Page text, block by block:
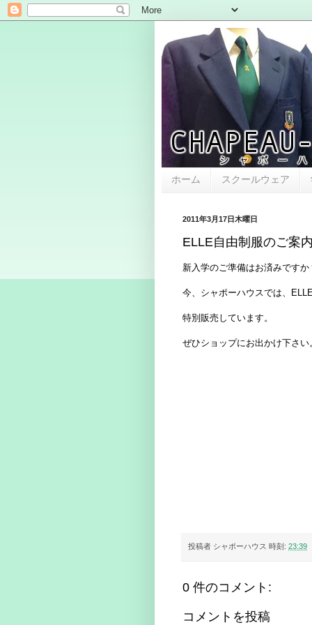
ホーム スクールウェア
2011年3月17日木曜日
ELLE自由制服のご案
新入学のご準備はお済みですか
今、シャポーハウスでは、
特別販売しています。
ぜひショップにお出かけ下さい
投稿者 シャポーハウス 時刻: 23:39
0 件のコメント:
コメントを投稿